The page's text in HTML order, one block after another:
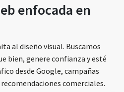
enfocada en
al diseño visual. Buscamos
bien, genere confianza y esté
desde Google, campañas
comerciales.